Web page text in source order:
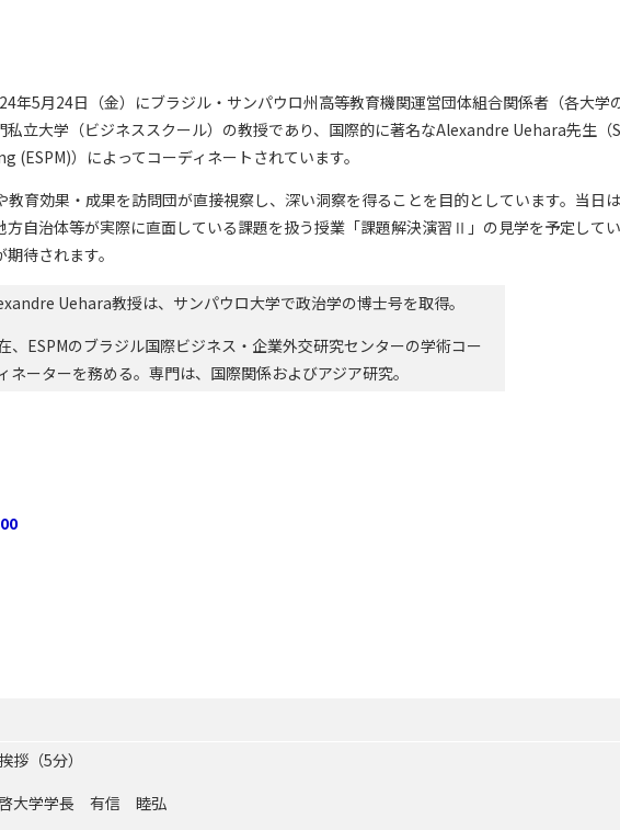
年5月24日（金）にブラジル・サンパウロ州高等教育機関運営団体組合関係者（各大学
立大学（ビジネススクール）の教授であり、国際的に著名なAlexandre Uehara先生
）によってコーディネートされています。
育効果・成果を訪問団が直接視察し、深い洞察を得ることを目的としています。当日は
自治体等が実際に直面している課題を扱う授業「課題解決演習Ⅱ」の見学を予定して
待されます。
Uehara教授は、サンパウロ大学で政治学の博士号を取得。
、ESPMのブラジル国際ビジネス・企業外交研究センターの学術コー
ネーターを務める。専門は、国際関係およびアジア研究。
拶（5分）
大学学長 有信 睦弘